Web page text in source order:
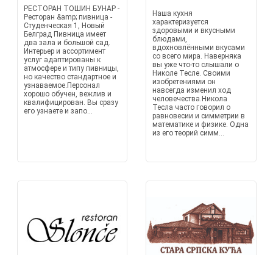
РЕСТОРАН ТОШИН БУНАР -
Ресторан &amp; пивница -
Студенческая 1, Новый
Белград Пивница имеет
два зала и большой сад.
Интерьер и ассортимент
услуг адаптированы к
атмосфере и типу пивницы,
но качество стандартное и
узнаваемое.Персонал
хорошо обучен, вежлив и
квалифицирован. Вы сразу
его узнаете и запо...
Наша кухня
характеризуется
здоровыми и вкусными
блюдами,
вдохновлёнными вкусами
со всего мира. Наверняка
вы уже что-то слышали о
Николе Тесле. Своими
изобретениями он
навсегда изменил ход
человечества.Никола
Тесла часто говорил о
равновесии и симметрии в
математике и физике. Одна
из его теорий симм...